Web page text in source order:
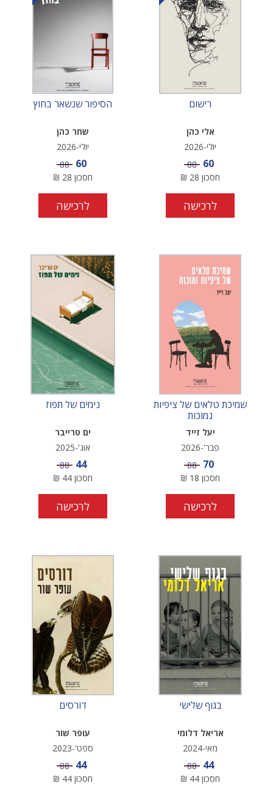
רישום
אלי כהן
יולי-2026
מחיר מבצע
60 מחיר
88
חסכון 28
₪
לרכישה
הסיפור שנשאר בחוץ
שחר כהן
יולי-2026
מחיר מבצע
60 מחיר
88
חסכון 28
₪
לרכישה
שמיכת טלאים של ציפיות
נמוכות
יעל זייד
פבר'-2026
מחיר מבצע
70 מחיר
88
חסכון 18
₪
לרכישה
נימים של תפוז
ים טרייבר
אוג'-2025
מחיר מבצע
44 מחיר
88
חסכון 44
₪
לרכישה
בגוף שלישי
אריאל דלומי
מאי-2024
מחיר מבצע
44 מחיר
88
חסכון 44
₪
דורסים
עופר שור
ספט'-2023
מחיר מבצע
44 מחיר
88
חסכון 44
₪